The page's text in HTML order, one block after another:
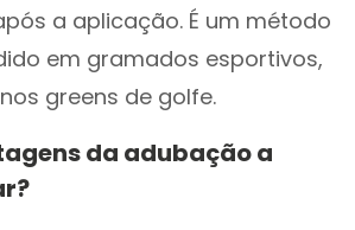
a aplicação. É um método
em gramados esportivos,
greens de golfe.
da adubação a